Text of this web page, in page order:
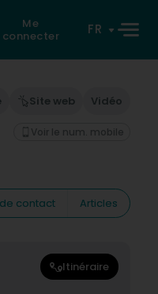
Me
connecter
FR
Site web Vidéo
Voir le num. mobile
contact
Articles
Itinéraire